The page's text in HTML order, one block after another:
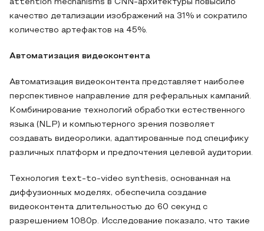
attention mechanisms в CNN-архитектуры повысило
качество детализации изображений на 31% и сократило
количество артефактов на 45%.
Автоматизация видеоконтента
Автоматизация видеоконтента представляет наиболее
перспективное направление для реферальных кампаний.
Комбинирование технологий обработки естественного
языка (NLP) и компьютерного зрения позволяет
создавать видеоролики, адаптированные под специфику
различных платформ и предпочтения целевой аудитории.
Технология text-to-video synthesis, основанная на
диффузионных моделях, обеспечила создание
видеоконтента длительностью до 60 секунд с
разрешением 1080p. Исследование показало, что такие